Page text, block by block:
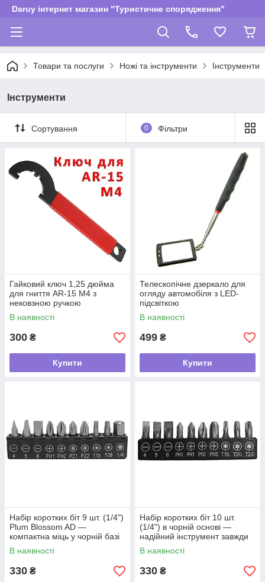
Daruy інтернет магазин "Туристичне спорядження"
Товари та послуги Ножі та інструменти Інструменти
Інструменти
Сортування 0 Фільтри
Гайковий ключ 1,25 дюйма
для гниття AR-15 M4 з
нековзною ручкою
В наявності
300 ₴
Купити
Телескопічне дзеркало для
огляду автомобіля з LED-
підсвіткою
В наявності
499 ₴
Купити
Набір коротких біт 9 шт. (1/4")
Plum Blossom AD —
компактна міць у чорній базі
В наявності
330 ₴
Набір коротких біт 10 шт.
(1/4") в чорній основі —
надійний інструмент завжди
під рукою
В наявності
330 ₴